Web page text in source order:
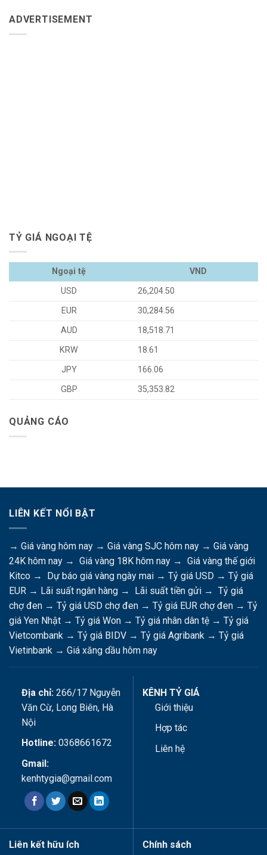
ADVERTISEMENT
TỶ GIÁ NGOẠI TỆ
Ngoại tệ
VND
USD
26,204.50
EUR
30,284.56
AUD
18,518.71
KRW
18.61
JPY
166.06
GBP
35,353.82
QUẢNG CÁO
LIÊN KẾT NỔI BẬT
→ Giá vàng hôm nay → Giá vàng SJC hôm nay → Giá vàng
24K hôm nay → Giá vàng 18K hôm nay → Giá vàng thế giới
Kitco → Dự báo giá vàng ngày mai → Tỷ giá USD → Tỷ giá
EUR → Lãi suất ngân hàng → Lãi suất tiền gửi → Tỷ giá
chợ đen → Tỷ giá USD chợ đen → Tỷ giá EUR chợ đen → Tỷ
giá Yen Nhật → Tỷ giá Won → Tỷ giá nhân dân tệ → Tỷ giá
Vietcombank → Tỷ giá BIDV → Tỷ giá Agribank → Tỷ giá
Vietinbank → Giá xăng dầu hôm nay
Địa chỉ:266/17 Nguyễn
Văn Cừ, Long Biên, Hà
Nội
Hotline:0368661672
Gmail:
kenhtygia@gmail.com
KÊNH TỶ GIÁ
Giới thiệu
Hợp tác
Liên hệ
Liên kết hữu ích
Chính sách